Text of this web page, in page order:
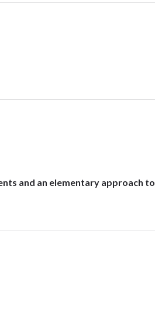
and an elementary approach to